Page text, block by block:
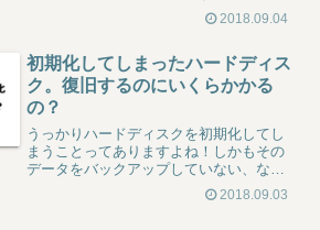
はトートバッグレベルに持ち手の長い、
普通のビジネスバッグ（しかも元上司の
ボロになってきたので流石...
2018.09.04
初期化してしまったハードディス
ク。復旧するのにいくらかかる
の？
うっかりハードディスクを初期化してし
まうことってありますよね！しかもその
データをバックアップしていない、なん
てしょっちゅうですよね！そんな訳ある
かい、と業者に復旧依頼したらどの程度
2018.09.03